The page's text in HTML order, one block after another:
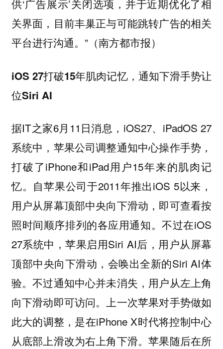
供‘广告展示’关闭选项，并于近期优化了相
关界面，目前丰巢正与可能跳转广告的相关
平台进行沟通。”（南方都市报）
iOS 27打破15年肌肉记忆，通知下滑手势让
位Siri AI
据IT之家6月11日消息，iOS27、iPadOS 27
系统中，苹果公司调整通知中心操作手势，
打破了iPhone和iPad用户15年来的肌肉记
忆。自苹果公司于2011年推出iOS 5以来，
用户从屏幕顶部中央向下滑动，即可查看按
照时间顺序排列的各应用通知。不过在iOS
27系统中，苹果启用Siri AI后，用户从屏幕
顶部中央向下滑动，会唤出全新的Siri AI体
验。不过通知中心并未消失，用户从左上角
向下滑动即可访问。上一次苹果对手势做如
此大的调整，是在iPhone X时代将控制中心
从底部上滑改为右上角下滑。苹果随后在所